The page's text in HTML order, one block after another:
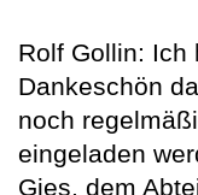
Rolf Gollin: Ich
Dankeschön
noch
eingeladen
Gies, dem